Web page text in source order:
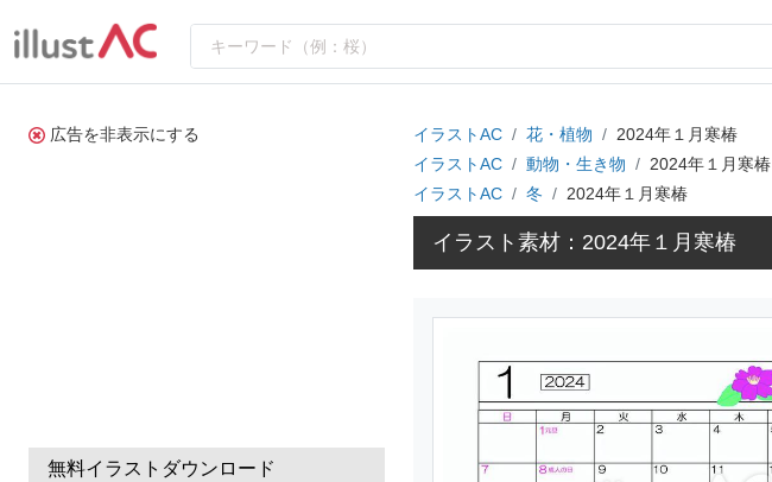
広告を非表示にする
無料イラストダウンロード
イラストAC 花・植物
2024年１月寒椿
イラストAC
動物・生き物
2024年１月寒椿
イラストAC
冬 2024年１月寒椿
イラスト素材：2024年１月寒椿